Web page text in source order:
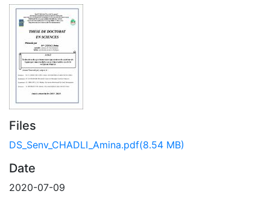
Files
DS_Senv_CHADLI_Amina.pdf(8.54 MB)
Date
2020-07-09